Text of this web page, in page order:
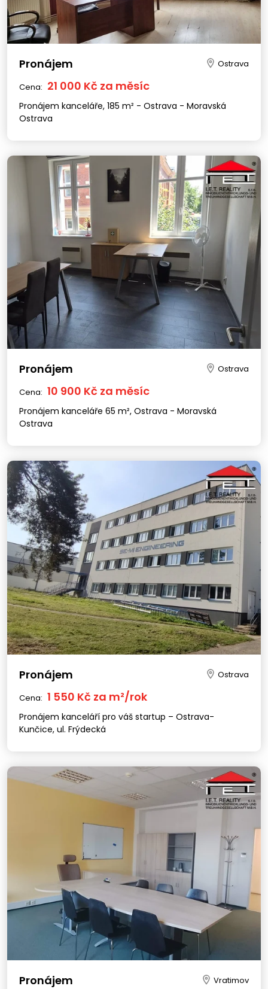
Pronájem Ostrava
Cena: 21 000 Kč za měsíc
Pronájem kanceláře, 185 m² - Ostrava - Moravská
Ostrava
Pronájem Ostrava
Cena: 10 900 Kč za měsíc
Pronájem kanceláře 65 m², Ostrava - Moravská
Ostrava
Pronájem Ostrava
Cena: 1 550 Kč za m²/rok
Pronájem kanceláří pro váš startup – Ostrava-
Kunčice, ul. Frýdecká
Pronájem Vratimov